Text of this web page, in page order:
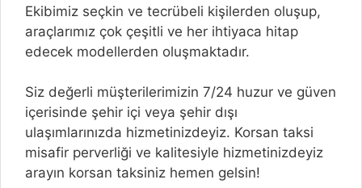
Ekibimiz seçkin ve tecrübeli kişilerden oluşup,
araçlarımız çok çeşitli ve her ihtiyaca hitap
edecek modellerden oluşmaktadır.
Siz değerli müşterilerimizin 7/24 huzur ve güven
içerisinde şehir içi veya şehir dışı
ulaşımlarınızda hizmetinizdeyiz. Korsan taksi
misafir perverliği ve kalitesiyle hizmetinizdeyiz
arayın korsan taksiniz hemen gelsin!